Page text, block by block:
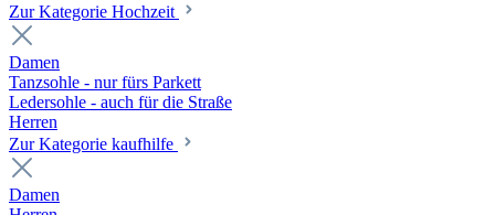
Zur Kategorie Hochzeit
Damen
Tanzsohle - nur fürs Parkett
Ledersohle - auch für die Straße
Herren
Zur Kategorie kaufhilfe
Damen